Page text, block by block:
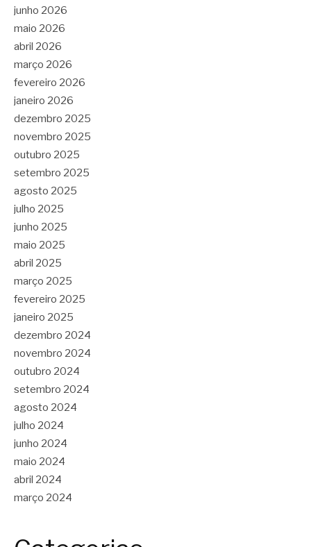
junho 2026
maio 2026
abril 2026
março 2026
fevereiro 2026
janeiro 2026
dezembro 2025
novembro 2025
outubro 2025
setembro 2025
agosto 2025
julho 2025
junho 2025
maio 2025
abril 2025
março 2025
fevereiro 2025
janeiro 2025
dezembro 2024
novembro 2024
outubro 2024
setembro 2024
agosto 2024
julho 2024
junho 2024
maio 2024
abril 2024
março 2024